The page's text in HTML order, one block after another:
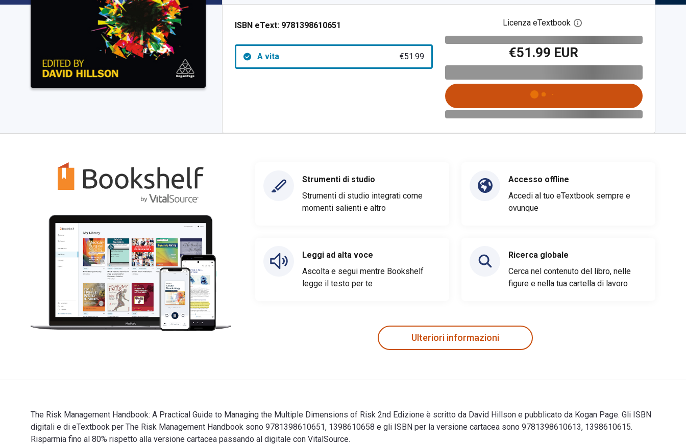
ISBN eText: 9781398610651
A vita €51.99
Licenza eTextbook Apri la finestra di dialogo
€51.99 EUR
Strumenti di studio
Strumenti di studio integrati come
momenti salienti e altro
Leggi ad alta voce
Ascolta e segui mentre Bookshelf
legge il testo per te
Accesso offline
Accedi al tuo eTextbook sempre e
ovunque
Ricerca globale
Cerca nel contenuto del libro, nelle
figure e nella tua cartella di lavoro
Ulteriori informazioni
The Risk Management Handbook: A Practical Guide to Managing the Multiple Dimensions of Risk 2nd Edizione è scritto da David Hillson e pubblicato da Kogan Page. Gli ISBN
digitali e di eTextbook per The Risk Management Handbook sono 9781398610651, 1398610658 e gli ISBN per la versione cartacea sono 9781398610613, 1398610615.
Risparmia fino al 80% rispetto alla versione cartacea passando al digitale con VitalSource.